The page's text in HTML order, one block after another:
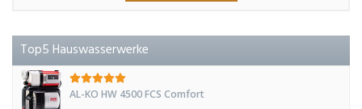
Top5 Hauswasserwerke
AL-KO HW 4500 FCS Comfort